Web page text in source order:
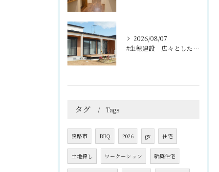
2026/08/07
#生穂建設 広々としたウッドデッキは、室内と庭を繋ぐ心地よい...
タグ Tags
淡路市 BBQ 2026 gx 住宅
土地探し ワーケーション 新築住宅